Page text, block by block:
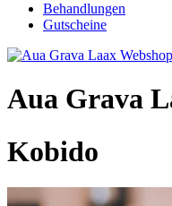
Behandlungen
Gutscheine
Aua Grava
Kobido